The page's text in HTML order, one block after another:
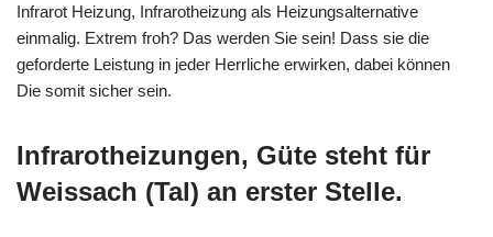
Infrarot Heizung, Infrarotheizung als Heizungsalternative
einmalig. Extrem froh? Das werden Sie sein! Dass sie die
geforderte Leistung in jeder Herrliche erwirken, dabei können
Die somit sicher sein.
Infrarotheizungen, Güte steht für
Weissach (Tal) an erster Stelle.